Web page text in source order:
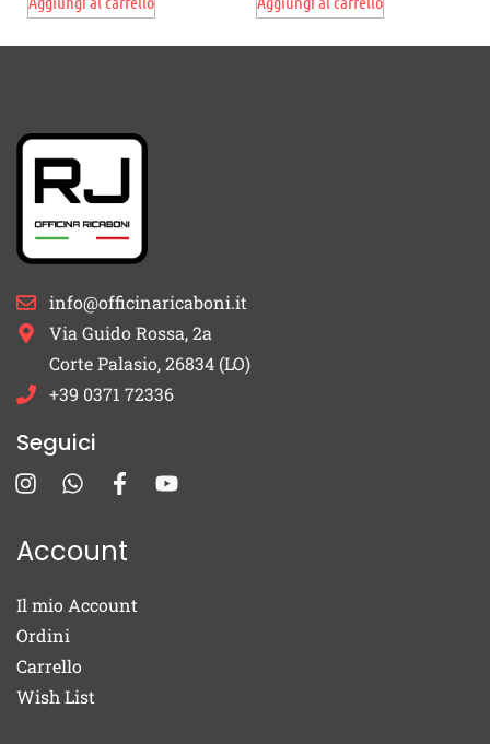
info@officinaricaboni.it
Via Guido Rossa, 2a
Corte Palasio, 26834 (LO)
+39 0371 72336
Seguici
Account
Il mio Account
Ordini
Carrello
Wish List